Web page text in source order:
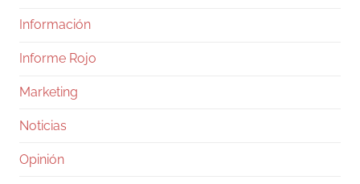
Información
Informe Rojo
Marketing
Noticias
Opinión